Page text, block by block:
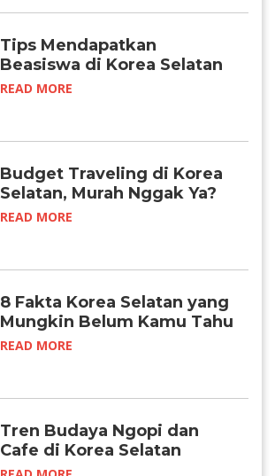
Tips Mendapatkan
Beasiswa di Korea Selatan
Tahun 2024
READ MORE
Budget Traveling di Korea
Selatan, Murah Nggak Ya?
READ MORE
8 Fakta Korea Selatan yang
Mungkin Belum Kamu Tahu
READ MORE
Tren Budaya Ngopi dan
Cafe di Korea Selatan